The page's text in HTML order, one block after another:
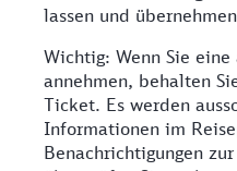
lassen und
Wichtig: Wenn Sie
annehmen, behalten
Ticket. Es werden
Informationen im
Benachrichtigungen